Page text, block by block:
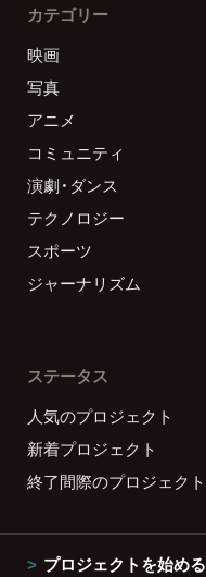
カテゴリー
映画
写真
アニメ
コミュニティ
演劇・ダンス
テクノロジー
スポーツ
ジャーナリズム
ステータス
人気のプロジェクト
新着プロジェクト
終了間際のプロジェクト
プロジェクトを始める